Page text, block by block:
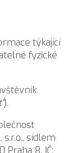
týkající
fyzické
).
s.r.o., sídlem
Praha 8, IČ: